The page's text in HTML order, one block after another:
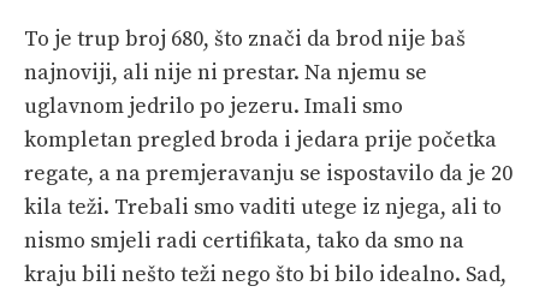
To je trup broj 680, što znači da brod nije baš
najnoviji, ali nije ni prestar. Na njemu se
uglavnom jedrilo po jezeru. Imali smo
kompletan pregled broda i jedara prije početka
regate, a na premjeravanju se ispostavilo da je 20
kila teži. Trebali smo vaditi utege iz njega, ali to
nismo smjeli radi certifikata, tako da smo na
kraju bili nešto teži nego što bi bilo idealno. Sad,